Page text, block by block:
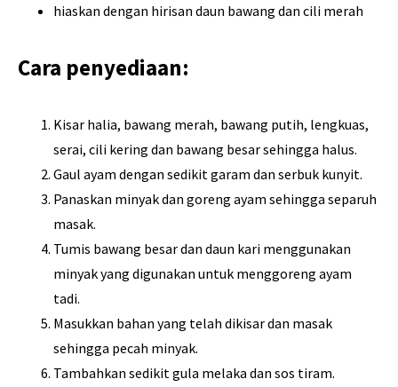
hiaskan dengan hirisan daun bawang dan cili merah
Cara penyediaan:
Kisar halia, bawang merah, bawang putih, lengkuas,
serai, cili kering dan bawang besar sehingga halus.
Gaul ayam dengan sedikit garam dan serbuk kunyit.
Panaskan minyak dan goreng ayam sehingga separuh
masak.
Tumis bawang besar dan daun kari menggunakan
minyak yang digunakan untuk menggoreng ayam
tadi.
Masukkan bahan yang telah dikisar dan masak
sehingga pecah minyak.
Tambahkan sedikit gula melaka dan sos tiram.